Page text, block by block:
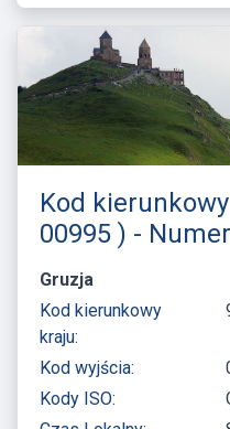
Kod
00995 ) -
Gruzja
Kod kierunkowy
kraju:
Kod wyjścia:
Kody ISO: